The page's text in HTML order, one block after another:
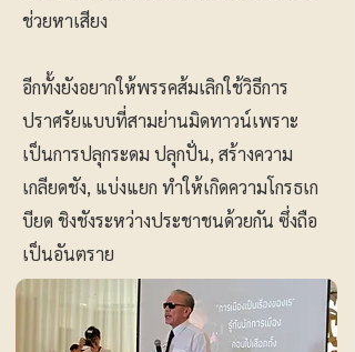
ช่วยหาเสียง
อีกทั้งยังอยากให้พรรคส้มเลิกใช้วิธีการ
ปราศรัยแบบที่สามย่านมิดทาวน์เพราะ
เป็นการปลุกระดม ปลุกปั่น, สร้างความ
เกลียดชัง, แบ่งแยก ทำให้เกิดความโกรธเก
บียด ชิงชังระหว่างประชาชนด้วยกัน ซึ่งถือ
เป็นอันตราย